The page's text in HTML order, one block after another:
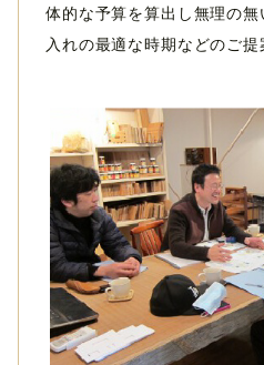
体的な予算を算出し無理の無
入れの最適な時期などのご提